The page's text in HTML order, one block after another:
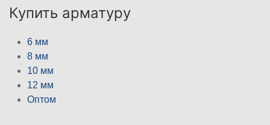
Купить арматуру
6 мм
8 мм
10 мм
12 мм
Оптом